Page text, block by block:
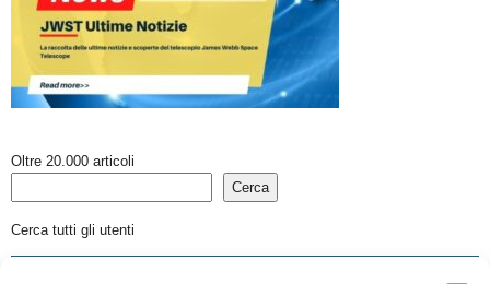
Oltre 20.000 articoli
Cerca
Cerca tutti gli utenti